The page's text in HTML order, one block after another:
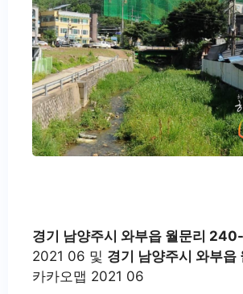
경기 남양주시 와부읍 월문리
2021 06 및 경기 남양주시 와부읍
카카오맵 2021 06